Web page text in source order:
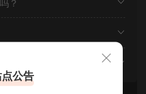
？
公告